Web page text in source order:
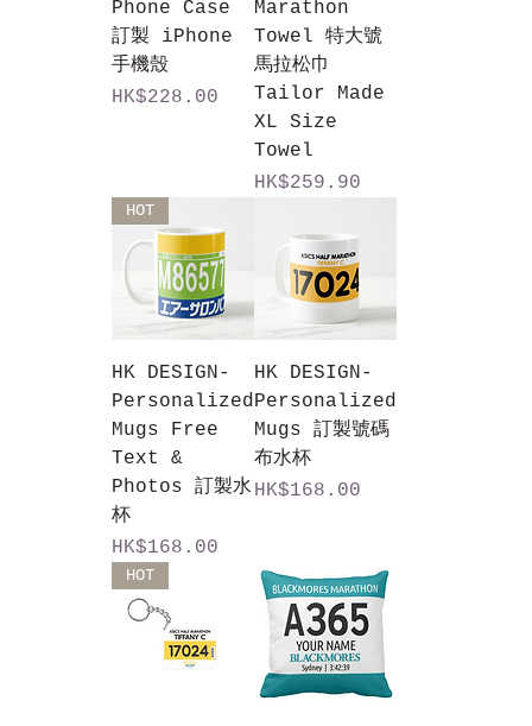
Phone Case
訂製 iPhone
手機殼
價格
HK$228.00
Marathon
Towel 特大號
馬拉松巾
Tailor Made
XL Size
Towel
價格
HK$259.90
HOT
HK DESIGN-
Personalized
Mugs Free
Text &
Photos 訂製水
杯
價格
HK$168.00
HK DESIGN-
Personalized
Mugs 訂製號碼
布水杯
價格
HK$168.00
HOT